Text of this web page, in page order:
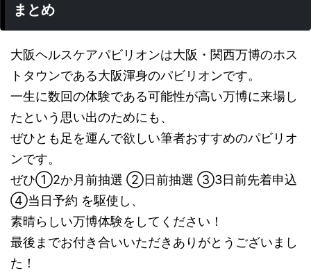
まとめ
大阪ヘルスケアパビリオンは大阪・関西万博のホス
トタウンである大阪渾身のパビリオンです。
一生に数回の体験である可能性が高い万博に来場し
たという思い出のためにも、
ぜひとも足を運んで欲しい筆者おすすめのパビリオ
ンです。
ぜひ①2か月前抽選 ②日前抽選 ③3日前先着申込
④当日予約 を駆使し、
素晴らしい万博体験をしてください！
最後までお付き合いいただきありがとうございまし
た！